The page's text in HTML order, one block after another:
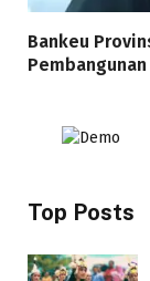
Bankeu
Top Posts